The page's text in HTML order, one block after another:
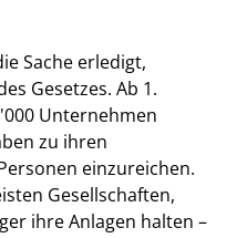
Sache erledigt,
Gesetzes. Ab 1.
Unternehmen
zu ihren
einzureichen.
Gesellschaften,
ihre Anlagen halten –